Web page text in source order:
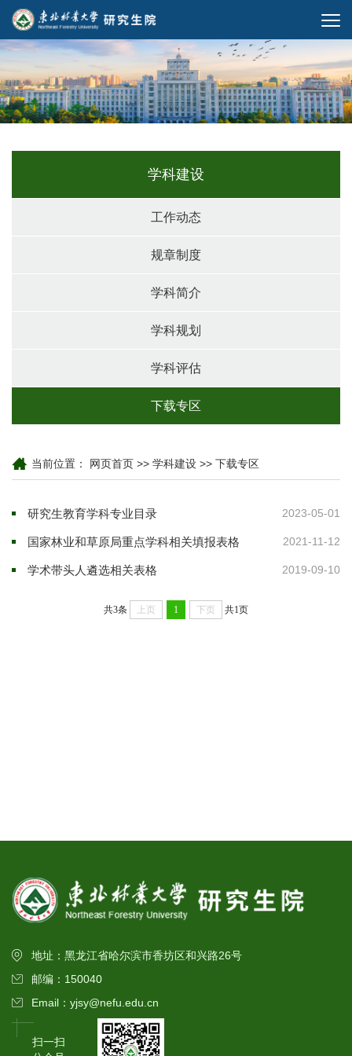
学科建设
工作动态
规章制度
学科简介
学科规划
学科评估
下载专区
当前位置： 网页首页 >> 学科建设 >> 下载专区
研究生教育学科专业目录 2023-05-01
国家林业和草原局重点学科相关填报表格 2021-11-12
学术带头人遴选相关表格 2019-09-10
共3条 上页 1 下页 共1页
地址：黑龙江省哈尔滨市香坊区和兴路26号
邮编：150040
Email：yjsy@nefu.edu.cn
扫一扫